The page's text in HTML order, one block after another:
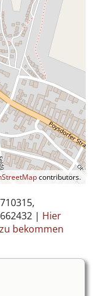
contributors.
| Hier
bekommen